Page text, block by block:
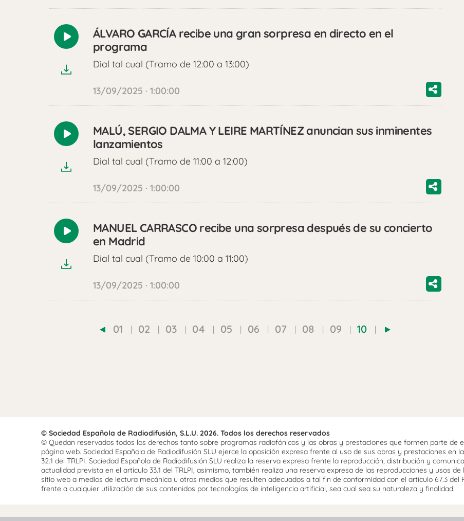
Reproducir
ÁLVARO GARCÍA recibe una gran sorpresa en directo en el
programa
Dial tal cual (Tramo de 12:00 a 13:00)
13/09/2025 · 1:00:00
Reproducir
MALÚ, SERGIO DALMA Y LEIRE MARTÍNEZ anuncian sus inminentes
lanzamientos
Dial tal cual (Tramo de 11:00 a 12:00)
13/09/2025 · 1:00:00
Reproducir
MANUEL CARRASCO recibe una sorpresa después de su concierto
en Madrid
Dial tal cual (Tramo de 10:00 a 11:00)
13/09/2025 · 1:00:00
01 02 03 04 05 06 07 08 09 10
© Sociedad Española de Radiodifusión, S.L.U. 2026. Todos los derechos reservados
© Quedan reservados todos los derechos tanto sobre programas radiofónicos y las obras y prestaciones que formen parte de
página web. Sociedad Española de Radiodifusión SLU ejerce la oposición expresa frente al uso de sus obras y prestaciones en
32.1 del TRLPI. Sociedad Española de Radiodifusión SLU realiza la reserva expresa frente la reproducción, distribución y
actualidad prevista en el artículo 33.1 del TRLPI, asimismo, también realiza una reserva expresa de las reproducciones y usos
sitio web a medios de lectura mecánica u otros medios que resulten adecuados a tal fin de conformidad con el artículo 67.3
frente a cualquier utilización de sus contenidos por tecnologías de inteligencia artificial, sea cual sea su naturaleza y finalidad.